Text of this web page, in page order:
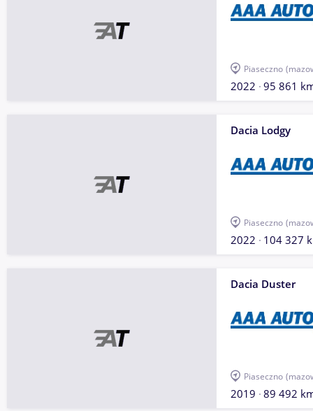
Piaseczno
2022 95 861
Dacia Lodgy
Piaseczno
2022 104 327
Dacia Duster
Piaseczno
2019 89 492